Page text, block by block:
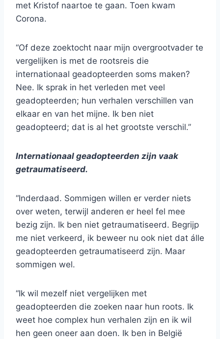
met Kristof naartoe te gaan. Toen kwam
Corona.
“Of deze zoektocht naar mijn overgrootvader te
vergelijken is met de rootsreis die
internationaal geadopteerden soms maken?
Nee. Ik sprak in het verleden met veel
geadopteerden; hun verhalen verschillen van
elkaar en van het mijne. Ik ben niet
geadopteerd; dat is al het grootste verschil.”
Internationaal geadopteerden zijn vaak
getraumatiseerd.
“Inderdaad. Sommigen willen er verder niets
over weten, terwijl anderen er heel fel mee
bezig zijn. Ik ben niet getraumatiseerd. Begrijp
me niet verkeerd, ik beweer nu ook niet dat álle
geadopteerden getraumatiseerd zijn. Maar
sommigen wel.
“Ik wil mezelf niet vergelijken met
geadopteerden die zoeken naar hun roots. Ik
weet hoe complex hun verhalen zijn en ik wil
hen geen oneer aan doen. Ik ben in België